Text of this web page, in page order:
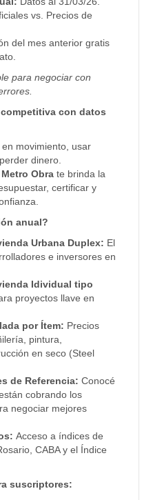
vs. Precios de
del mes anterior gratis
para negociar con
con datos
movimiento, usar
dinero.
Obra te brinda la
certificar y
anual?
Urbana Duplex: El
e inversores en
Idividual tipo
proyectos llave en
por Ítem: Precios
pintura,
en seco (Steel
de Referencia: Conocé
cobrando los
negociar mejores
Acceso a índices de
CABA y el Índice
suscriptores: